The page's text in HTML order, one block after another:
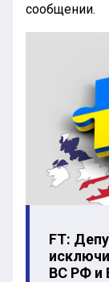
сообщении.
FT:
ВС РФ и